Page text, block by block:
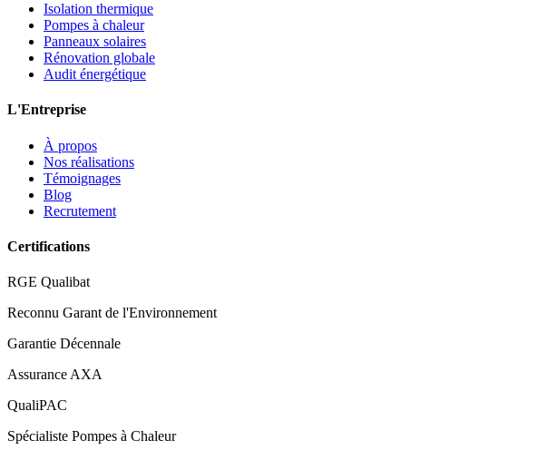
Isolation thermique
Pompes à chaleur
Panneaux solaires
Rénovation globale
Audit énergétique
L'Entreprise
À propos
Nos réalisations
Témoignages
Blog
Recrutement
Certifications
RGE Qualibat
Reconnu Garant de l'Environnement
Garantie Décennale
Assurance AXA
QualiPAC
Spécialiste Pompes à Chaleur